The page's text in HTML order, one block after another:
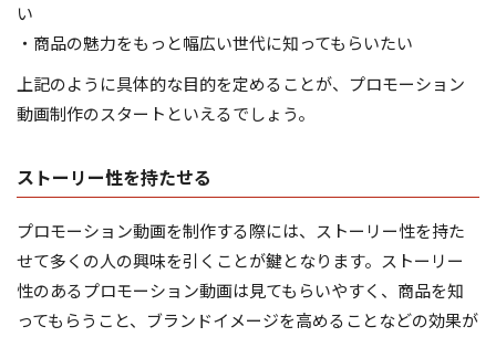
い
・商品の魅力をもっと幅広い世代に知ってもらいたい
上記のように具体的な目的を定めることが、プロモーション
動画制作のスタートといえるでしょう。
ストーリー性を持たせる
プロモーション動画を制作する際には、ストーリー性を持た
せて多くの人の興味を引くことが鍵となります。ストーリー
性のあるプロモーション動画は見てもらいやすく、商品を知
ってもらうこと、ブランドイメージを高めることなどの効果が